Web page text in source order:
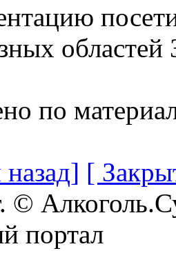
областей
по
[
©
портал